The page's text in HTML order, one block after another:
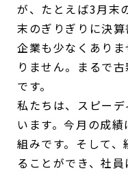
が、たとえば3月末
末のぎりぎりに決
企業も少なくあり
りません。まるで
です。
私たちは、スピー
います。今月の成
組みです。そして
ることができ、社